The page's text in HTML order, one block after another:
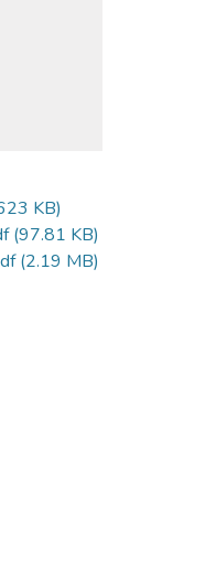
KB)
(97.81 KB)
(2.19 MB)